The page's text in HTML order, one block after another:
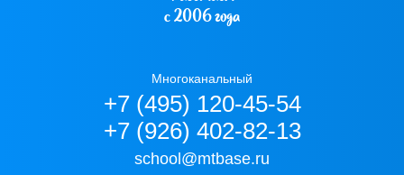
с 2006 года
Многоканальный
+7 (495) 120-45-54
+7 (926) 402-82-13
school@mtbase.ru